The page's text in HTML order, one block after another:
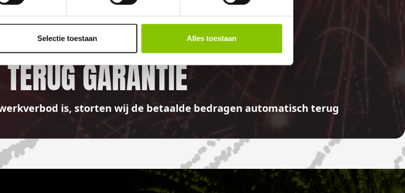
Selectie toestaan Alles toestaan
GARANTIE
is, storten wij de betaalde bedragen automatisch terug